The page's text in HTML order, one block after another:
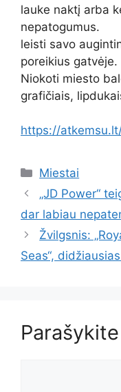
lauke naktį arba
nepatogumus.
leisti savo
poreikius gatvėje.
Niokoti miesto
grafičiais,
https://
Kategorijos
Miestai
„JD Power“
dar labiau
Žvilgsnis:
Seas“,